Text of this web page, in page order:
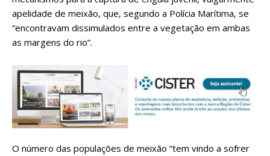
apelidade de meixão, que, segundo a Polícia Marítima, se
“encontravam dissimulados entre a vegetação em ambas
as margens do rio”.
O número das populações de meixão “tem vindo a sofrer